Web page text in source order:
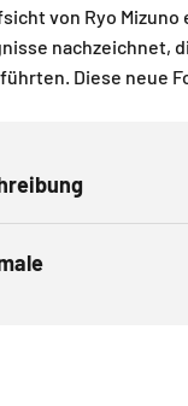
von Ryo
nachzeichnet,
Diese neue